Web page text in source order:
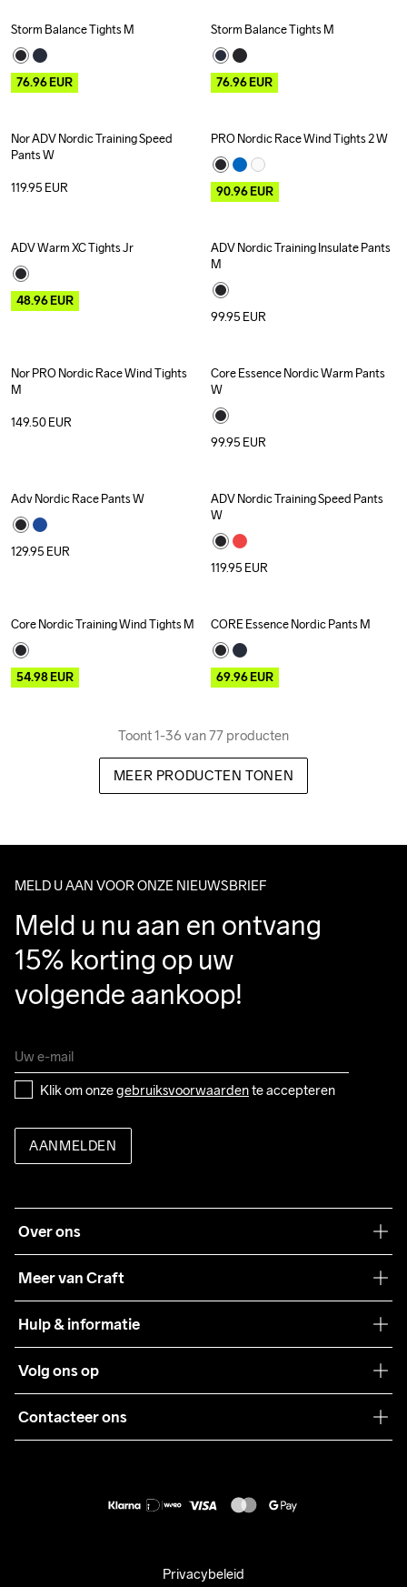
Outlet Recycled
Storm Balance Tights M
76.96EUR
Outlet Recycled
Storm Balance Tights M
76.96EUR
Nor ADV Nordic Training Speed
Pants W
119.95 EUR
Outlet
PRO Nordic Race Wind Tights 2 W
90.96EUR
Outlet Recycled
ADV Warm XC Tights Jr
48.96EUR
ADV Nordic Training Insulate Pants
M
99.95 EUR
Recycled
Nor PRO Nordic Race Wind Tights
M
149.50EUR
Core Essence Nordic Warm Pants
W
99.95 EUR
Adv Nordic Race Pants W
129.95 EUR
ADV Nordic Training Speed Pants
W
119.95 EUR
Outlet
Core Nordic Training Wind Tights M
54.98EUR
Outlet
CORE Essence Nordic Pants M
69.96EUR
Toont 1-36 van 77 producten
MEER PRODUCTEN TONEN
MELD U AAN VOOR ONZE NIEUWSBRIEF
Meld u nu aan en ontvang
15% korting op uw
volgende aankoop!
Klik om onze gebruiksvoorwaarden te accepteren
AANMELDEN
Over ons
Meer van Craft
Teamwear
Samenwerkingen
Pers
Hulp & informatie
Algemene voorwaarden
Retour
Volg ons op
Contacteer ons
Privacybeleid